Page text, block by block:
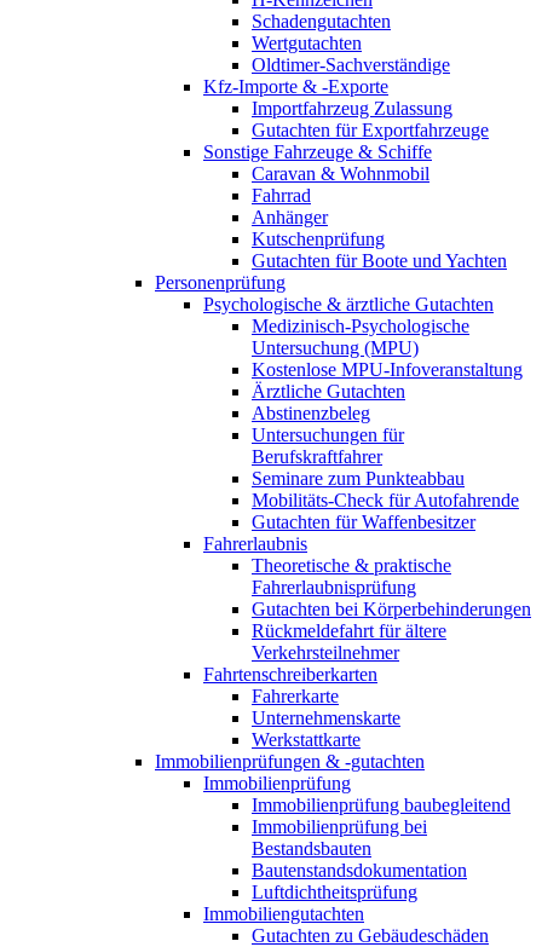
Schadengutachten
Wertgutachten
Oldtimer-Sachverständige
Kfz-Importe & -Exporte
Importfahrzeug Zulassung
Gutachten für Exportfahrzeuge
Sonstige Fahrzeuge & Schiffe
Caravan & Wohnmobil
Fahrrad
Anhänger
Kutschenprüfung
Gutachten für Boote und Yachten
Personenprüfung
Psychologische & ärztliche Gutachten
Medizinisch-Psychologische
Untersuchung (MPU)
Kostenlose MPU-Infoveranstaltung
Ärztliche Gutachten
Abstinenzbeleg
Untersuchungen für
Berufskraftfahrer
Seminare zum Punkteabbau
Mobilitäts-Check für Autofahrende
Gutachten für Waffenbesitzer
Fahrerlaubnis
Theoretische & praktische
Fahrerlaubnisprüfung
Gutachten bei Körperbehinderungen
Rückmeldefahrt für ältere
Verkehrsteilnehmer
Fahrtenschreiberkarten
Fahrerkarte
Unternehmenskarte
Werkstattkarte
Immobilienprüfungen & -gutachten
Immobilienprüfung
Immobilienprüfung baubegleitend
Immobilienprüfung bei
Bestandsbauten
Bautenstandsdokumentation
Luftdichtheitsprüfung
Immobiliengutachten
Gutachten zu Gebäudeschäden